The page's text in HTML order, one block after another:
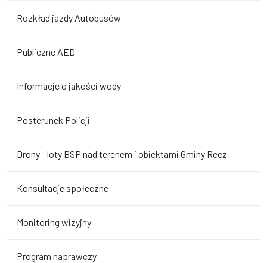
Rozkład jazdy Autobusów
Publiczne AED
Informacje o jakości wody
Posterunek Policji
Drony - loty BSP nad terenem i obiektami Gminy Recz
Konsultacje społeczne
Monitoring wizyjny
Program naprawczy